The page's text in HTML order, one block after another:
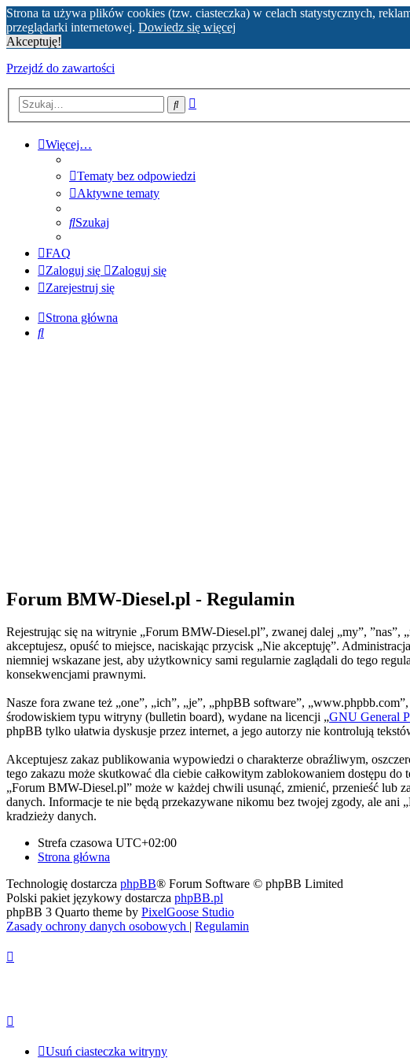
Strona ta używa plików cookies (tzw. ciasteczka) w celach statystycznych,
przeglądarki internetowej. Dowiedz się więcej
Akceptuję!
Przejdź do zawartości
Szukaj
Więcej…
Tematy bez odpowiedzi
Aktywne tematy
Szukaj
FAQ
Zaloguj się
Zaloguj się
Zarejestruj się
Strona główna
Szukaj
Forum BMW-Diesel.pl - Regulamin
Rejestrując się na witrynie „Forum BMW-Diesel.pl”, zwanej dalej „my”,
akceptujesz, opuść to miejsce, naciskając przycisk „Nie akceptuję”.
niemniej wskazane jest, aby użytkownicy sami regularnie zaglądali do tego
konsekwencjami prawnymi.
Nasze fora zwane też „one”, „ich”, „je”, „phpBB software”,
środowiskiem typu witryny (bulletin board), wydane na licencji „GNU General
phpBB tylko ułatwia dyskusje przez internet, a jego autorzy nie kontrolują
Akceptujesz zakaz publikowania wypowiedzi o charakterze obraźliwym,
tego zakazu może skutkować dla ciebie całkowitym zablokowaniem dostępu
„Forum BMW-Diesel.pl” może w każdej chwili usunąć, zmienić, przenieść lub
danych. Informacje te nie będą przekazywane nikomu bez twojej zgody, ale
kradzieży danych.
Strefa czasowa UTC+02:00
Strona główna
Technologię dostarcza phpBB® Forum Software © phpBB Limited
Polski pakiet językowy dostarcza phpBB.pl
phpBB 3 Quarto theme by PixelGoose Studio
Zasady ochrony danych osobowych | Regulamin
Usuń ciasteczka witryny